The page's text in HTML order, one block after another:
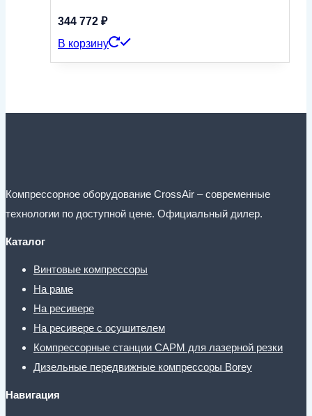
344 772 ₽
В корзину
Компрессорное оборудование CrossAir – современные
технологии по доступной цене. Официальный дилер.
Каталог
Винтовые компрессоры
На раме
На ресивере
На ресивере с осушителем
Компрессорные станции CAPM для лазерной резки
Дизельные передвижные компрессоры Borey
Навигация